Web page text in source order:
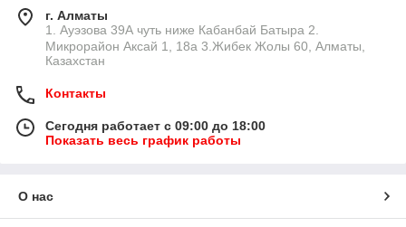
г. Алматы
1. Ауэзова 39А чуть ниже Кабанбай Батыра ㅤㅤㅤㅤㅤㅤㅤㅤㅤㅤㅤㅤㅤㅤ2. ​
Микрорайон Аксай 1, 18а 3.Жибек Жолы 60, Алматы,
Казахстан
Контакты
Сегодня работает с 09:00 до 18:00
Показать весь график работы
О нас